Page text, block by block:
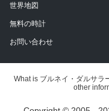
世界地図
無料の時計
お問い合わせ
What is ブルネイ・ダルサラ
other